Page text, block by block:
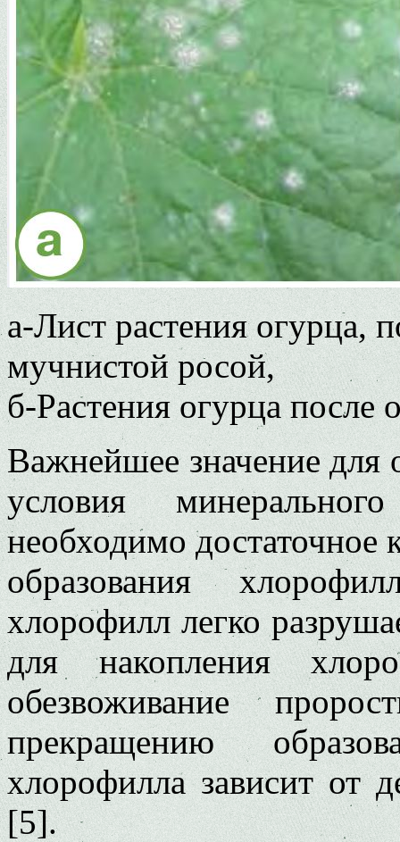
а-Лист растения огурца,
мучнистой росой,
б-Растения огурца после
Важнейшее значение для
условия
необходимо достаточное
обра­зования
хлорофилл легко
для накопления
обезвоживание
прекращению
хлорофилла зависит от
[5].